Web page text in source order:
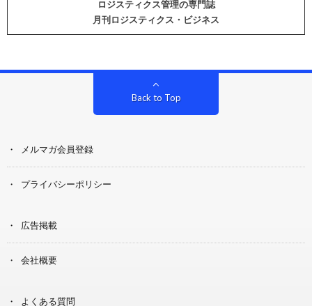
ロジスティクス管理の専門誌
月刊ロジスティクス・ビジネス
Back to Top
メルマガ会員登録
プライバシーポリシー
広告掲載
会社概要
よくある質問